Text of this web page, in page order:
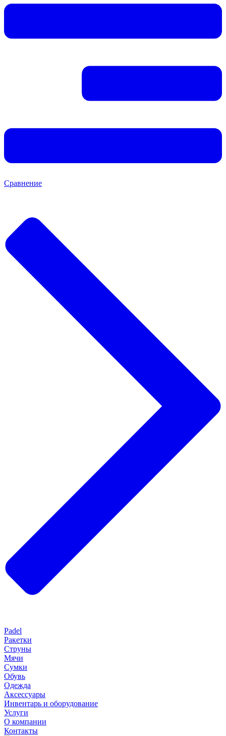
Сравнение
Padel
Ракетки
Струны
Мячи
Сумки
Обувь
Одежда
Аксессуары
Инвентарь и оборудование
Услуги
О компании
Контакты